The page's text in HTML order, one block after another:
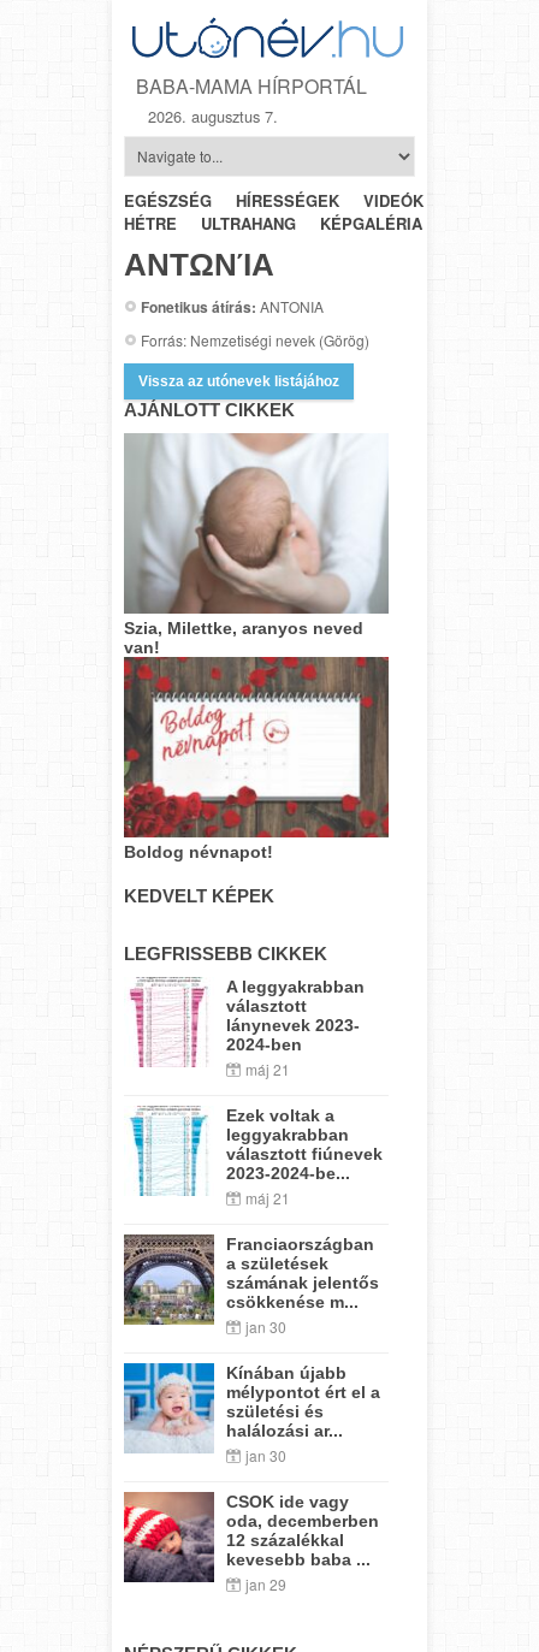
BABA-MAMA HÍRPORTÁL
2026. augusztus 7.
EGÉSZSÉG HÍRESSÉGEK VIDEÓK
HÉTRŐL-
HÉTRE
ULTRAHANG KÉPGALÉRIA
ΑΝΤΩΝΊΑ
Fonetikus átírás: ANTONIA
Forrás: Nemzetiségi nevek (Görög)
Vissza az utónevek listájához
AJÁNLOTT CIKKEK
Szia, Milettke, aranyos neved
van!
Boldog névnapot!
KEDVELT KÉPEK
LEGFRISSEBB CIKKEK
A leggyakrabban
választott
lánynevek 2023-
2024-ben
máj 21
Ezek voltak a
leggyakrabban
választott fiúnevek
2023-2024-be...
máj 21
Franciaországban
a születések
számának jelentős
csökkenése m...
jan 30
Kínában újabb
mélypontot ért el a
születési és
halálozási ar...
jan 30
CSOK ide vagy
oda, decemberben
12 százalékkal
kevesebb baba ...
jan 29